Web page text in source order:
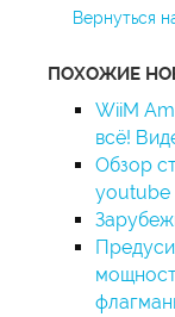
Вернуться
ПОХОЖИЕ
WiiM
всё!
Обзор
youtube